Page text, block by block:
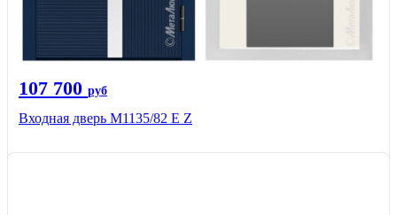
107 700 руб
Входная дверь М1135/82 Е Z